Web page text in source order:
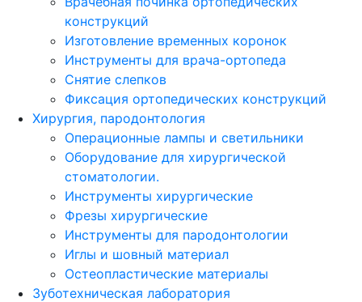
конструкций
Изготовление временных коронок
Инструменты для врача-ортопеда
Снятие слепков
Фиксация ортопедических конструкций
Хирургия, пародонтология
Операционные лампы и светильники
Оборудование для хирургической
стоматологии.
Инструменты хирургические
Фрезы хирургические
Инструменты для пародонтологии
Иглы и шовный материал
Остеопластические материалы
Зуботехническая лаборатория